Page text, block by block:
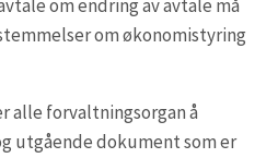
om endring av avtale må
om økonomistyring
alle forvaltningsorgan å
utgående dokument som er